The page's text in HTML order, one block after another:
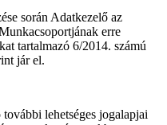
során Adatkezelő az
erre
tartalmazó 6/2014. számú
jár el.
lehetséges jogalapjai